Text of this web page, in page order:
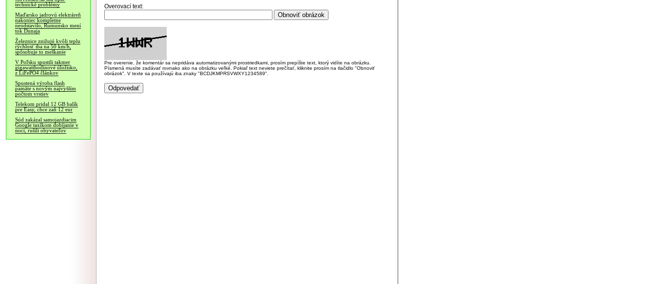
technické problémy
Maďarsko jadrovú elektráreň
nakoniec kompletne
neodstavilo, Rumunsko mení
tok Dunaja
Železnice znižujú kvôli teplu
rýchlosť iba na 50 km/h,
spôsobuje to meškanie
V Poľsku spustili takmer
gigawatthodinové úložisko,
z LiFePO4 článkov
Spustená výroba flash
pamäte s novým najvyšším
počtom vrstiev
Telekom pridal 12 GB balík
pre Easy, chce zaň 12 eur
Súd zakázal samojazdiacim
Google taxíkom dobíjanie v
noci, rušili obyvateľov
Overovací text:
Pre overenie, že komentár sa nepridáva automatizovanými prostriedkami, prosím prepíšte text, ktorý vidíte na obrázku.
Písmená musíte zadávať rovnako ako na obrázku veľké. Pokiaľ text neviete prečítať, kliknite prosím na tlačidlo "Obnoviť
obrázok". V texte sa používajú iba znaky "BCDJKMPRSVWXY1234589".